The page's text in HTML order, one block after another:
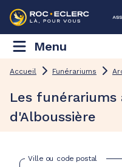
Menu
Accueil Funérariums
Les
d'Alboussière
Ville ou code postal